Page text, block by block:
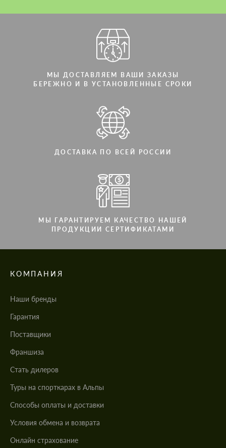
МЫ ДОСТАВЛЯЕМ ВАШИ ЗАКАЗЫ
БЕРЕЖНО И В УСТАНОВЛЕННЫЕ СРОКИ
ДОСТАВКА ПО ВСЕЙ РОССИИ
МЫ ГАРАНТИРУЕМ КАЧЕСТВО НАШЕЙ
ПРОДУКЦИИ СЕРТИФИКАТАМИ
КОМПАНИЯ
Наши бренды
Гарантия
Поставщики
Франшиза
Стать дилеров
Туры на спорткарах в Альпы
Cпособы оплаты и доставки
Условия обмена и возврата
Онлайн страхование